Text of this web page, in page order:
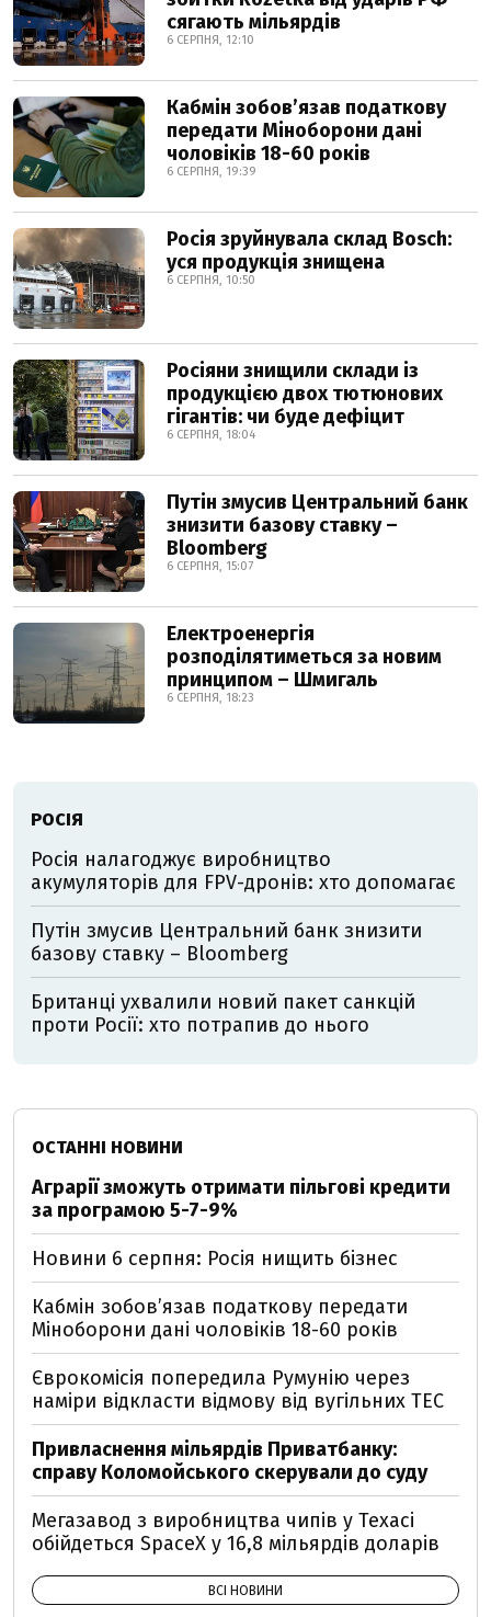
сягають мільярдів
6 СЕРПНЯ, 12:10
Кабмін зобовʼязав податкову
передати Міноборони дані
чоловіків 18-60 років
6 СЕРПНЯ, 19:39
Росія зруйнувала склад Bosch:
уся продукція знищена
6 СЕРПНЯ, 10:50
Росіяни знищили склади із
продукцією двох тютюнових
гігантів: чи буде дефіцит
6 СЕРПНЯ, 18:04
Путін змусив Центральний банк
знизити базову ставку –
Bloomberg
6 СЕРПНЯ, 15:07
Електроенергія
розподілятиметься за новим
принципом – Шмигаль
6 СЕРПНЯ, 18:23
РОСІЯ
Росія налагоджує виробництво
акумуляторів для FPV-дронів: хто допомагає
Путін змусив Центральний банк знизити
базову ставку – Bloomberg
Британці ухвалили новий пакет санкцій
проти Росії: хто потрапив до нього
ОСТАННІ НОВИНИ
Аграрії зможуть отримати пільгові кредити
за програмою 5-7-9%
Новини 6 серпня: Росія нищить бізнес
Кабмін зобовʼязав податкову передати
Міноборони дані чоловіків 18-60 років
Єврокомісія попередила Румунію через
наміри відкласти відмову від вугільних ТЕС
Привласнення мільярдів Приватбанку:
справу Коломойського скерували до суду
Мегазавод з виробництва чипів у Техасі
обійдеться SpaceX у 16,8 мільярдів доларів
ВСІ НОВИНИ